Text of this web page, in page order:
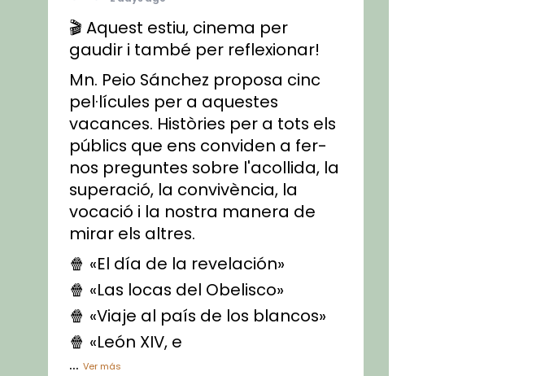
🎬 Aquest estiu, cinema per
gaudir i també per reflexionar!
Mn. Peio Sánchez proposa cinc
pel·lícules per a aquestes
vacances. Històries per a tots els
públics que ens conviden a fer-
nos preguntes sobre l'acollida, la
superació, la convivència, la
vocació i la nostra manera de
mirar els altres.
🍿 «El día de la revelación»
🍿 «Las locas del Obelisco»
🍿 «Viaje al país de los blancos»
🍿 «León XIV, e
...Ver más